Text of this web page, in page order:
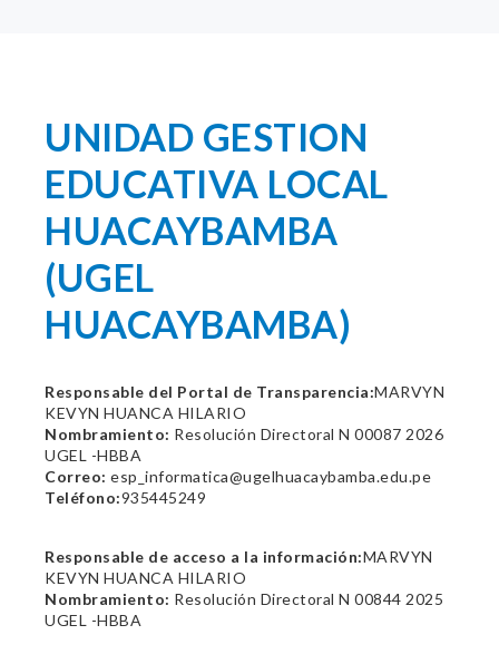
UNIDAD GESTION
EDUCATIVA LOCAL
HUACAYBAMBA
(UGEL
HUACAYBAMBA)
Responsable del Portal de Transparencia:MARVYN
KEVYN HUANCA HILARIO
Nombramiento: Resolución Directoral N 00087 2026
UGEL -HBBA
Correo: esp_informatica@ugelhuacaybamba.edu.pe
Teléfono:935445249
Responsable de acceso a la información:MARVYN
KEVYN HUANCA HILARIO
Nombramiento: Resolución Directoral N 00844 2025
UGEL -HBBA